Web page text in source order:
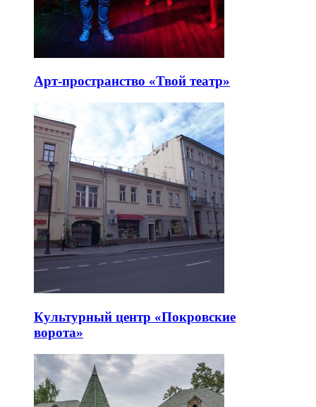
Арт-пространство «Твой театр»
Культурный центр «Покровские
ворота»